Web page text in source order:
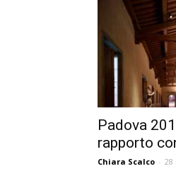
Padova
rapporto
Chiara Scalco - 28